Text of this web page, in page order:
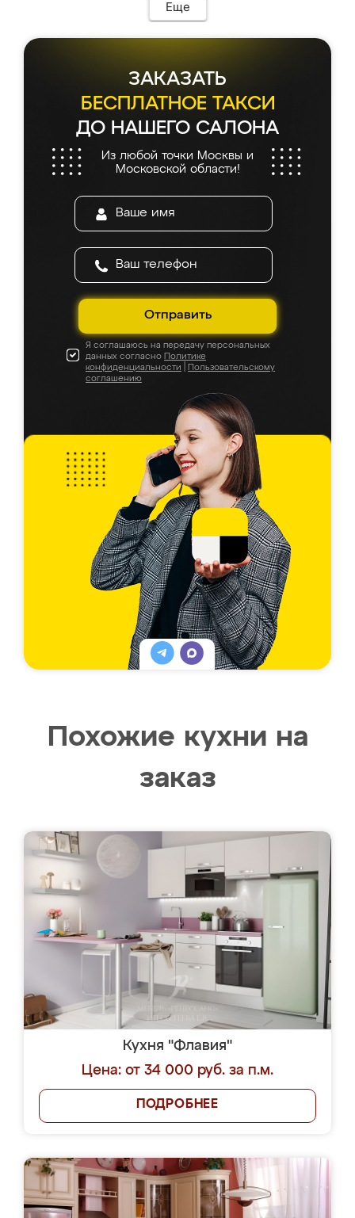
Еще
ЗАКАЗАТЬ
БЕСПЛАТНОЕ ТАКСИ
ДО НАШЕГО САЛОНА
Из любой точки Москвы и
Московской области!
Отправить
Я соглашаюсь на передачу персональных
данных согласно Политике
конфиденциальности
Пользовательскому
соглашению
Похожие кухни на
заказ
Кухня "Флавия"
Цена: от 34 000 руб. за п.м.
ПОДРОБНЕЕ